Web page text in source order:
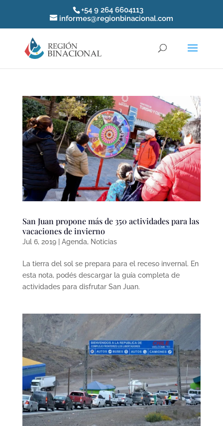
+54 9 264 6604113
informes@regionbinacional.com
San Juan propone más de 350 actividades para las
vacaciones de invierno
Jul 6, 2019| Agenda, Noticias
La tierra del sol se prepara para el receso invernal. En
esta nota, podés descargar la guía completa de
actividades para disfrutar San Juan.